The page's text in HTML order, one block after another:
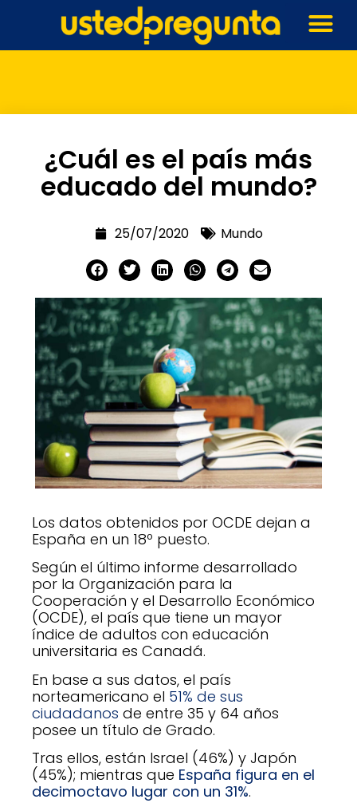
¿Cuál es el país más
educado del mundo?
25/07/2020 Mundo
Los datos obtenidos por OCDE dejan a
España en un 18º puesto.
Según el último informe desarrollado
por la Organización para la
Cooperación y el Desarrollo Económico
(OCDE), el país que tiene un mayor
índice de adultos con educación
universitaria es Canadá.
En base a sus datos, el país
norteamericano el 51% de sus
ciudadanos de entre 35 y 64 años
posee un título de Grado.
Tras ellos, están Israel (46%) y Japón
(45%); mientras que España figura en el
decimoctavo lugar con un 31%.